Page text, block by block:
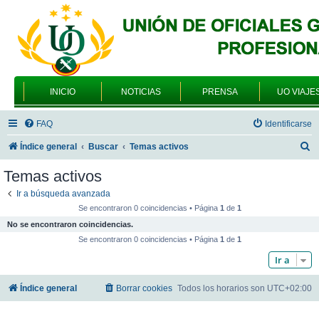
INICIO NOTICIAS PRENSA UO
FAQ Identificarse
Índice general Buscar Temas activos
Temas activos
Ir a búsqueda avanzada
Se encontraron 0 coincidencias • Página 1de 1
No se encontraron coincidencias.
Se encontraron 0 coincidencias • Página 1de 1
Ir a
Índice general Todos los horarios son UTC+02:00
Borrar cookies